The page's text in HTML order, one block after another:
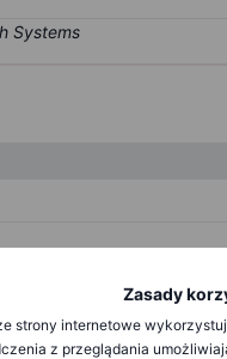
Zasady
strony internetowe
z przeglądania